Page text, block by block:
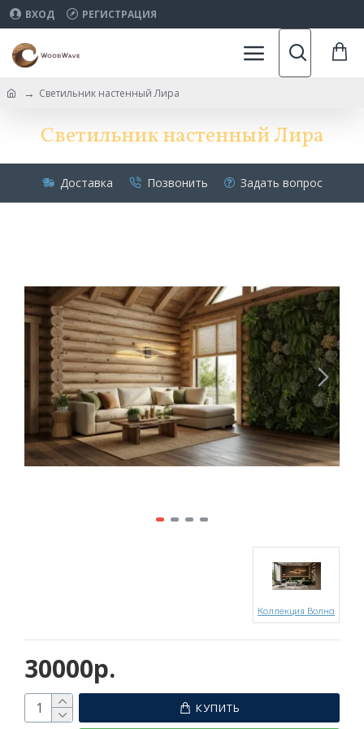
ВХОД РЕГИСТРАЦИЯ
Светильник настенный Лира
Светильник настенный Лира
Доставка Позвонить Задать вопрос
30000р.
Коллекция Волна
КУПИТЬ